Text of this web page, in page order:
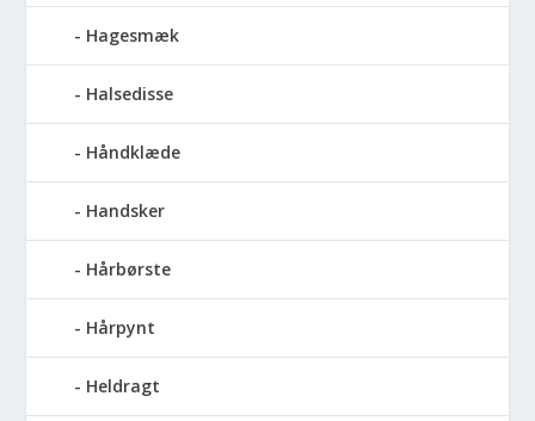
Hagesmæk
Halsedisse
Håndklæde
Handsker
Hårbørste
Hårpynt
Heldragt